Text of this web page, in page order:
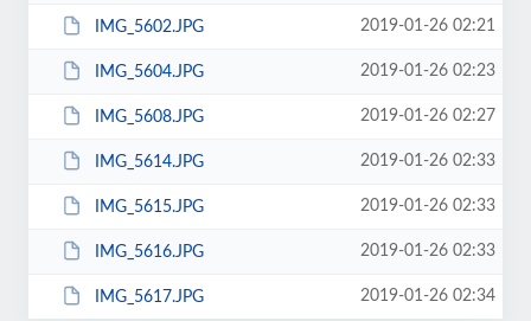
IMG_5602.JPG 2019-01-26 02:21
IMG_5604.JPG 2019-01-26 02:23
IMG_5608.JPG 2019-01-26 02:27
IMG_5614.JPG 2019-01-26 02:33
IMG_5615.JPG 2019-01-26 02:33
IMG_5616.JPG 2019-01-26 02:33
IMG_5617.JPG 2019-01-26 02:34